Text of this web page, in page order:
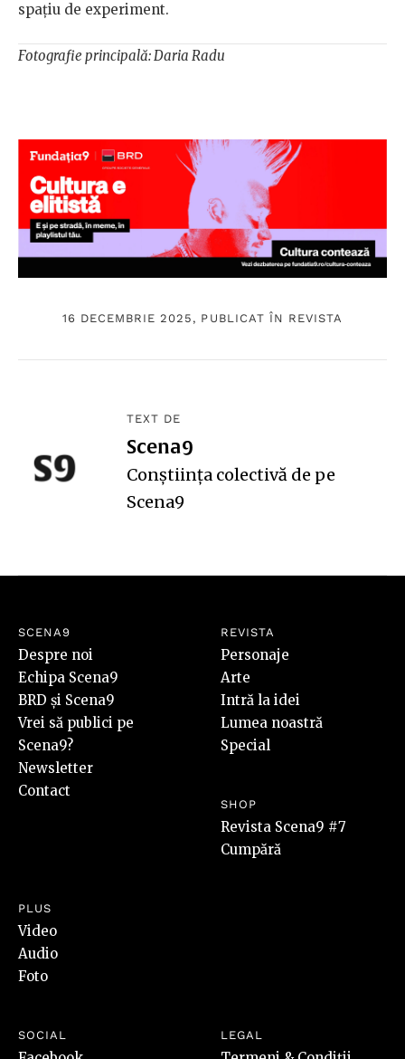
spațiu de experiment.
Fotografie principală: Daria Radu
16 DECEMBRIE 2025, PUBLICAT ÎN REVISTA
TEXT DE
Scena9
Conștiința colectivă de pe
Scena9
SCENA9
Despre noi
Echipa Scena9
BRD și Scena9
Vrei să publici pe
Scena9?
Newsletter
Contact
REVISTA
Personaje
Arte
Intră la idei
Lumea noastră
Special
SHOP
Revista Scena9 #7
Cumpără
PLUS
Video
Audio
Foto
SOCIAL LEGAL